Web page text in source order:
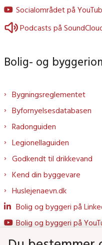
Socialområdet på
Podcasts på
Bolig- og
Bygningsreglementet
Byfornyelsesdatabasen
Radonguiden
Legionellaguiden
Godkendt til drikkevand
Kend din byggevare
Huslejenaevn.dk
Bolig og byggeri på
Bolig og byggeri på